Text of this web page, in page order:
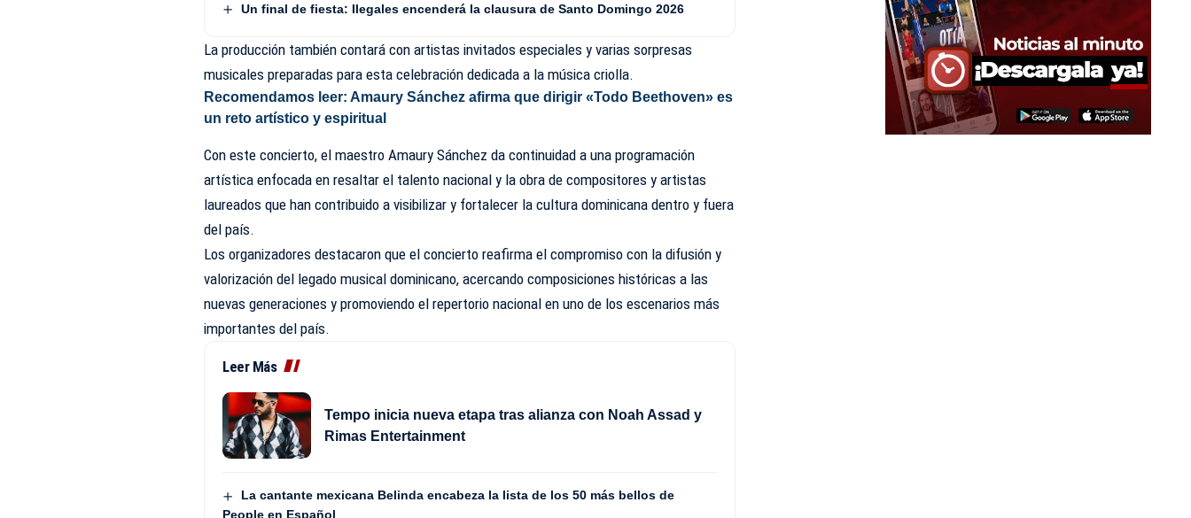
Un final de fiesta: Ilegales encenderá la clausura de Santo Domingo 2026
La producción también contará con artistas invitados especiales y varias sorpresas
musicales preparadas para esta celebración dedicada a la música criolla.
Recomendamos leer:Amaury Sánchez afirma que dirigir «Todo Beethoven» es
un reto artístico y espiritual
Con este concierto, el maestro Amaury Sánchez da continuidad a una programación
artística enfocada en resaltar el talento nacional y la obra de compositores y artistas
laureados que han contribuido a visibilizar y fortalecer la cultura dominicana dentro y fuera
del país.
Los organizadores destacaron que el concierto reafirma el compromiso con la difusión y
valorización del legado musical dominicano, acercando composiciones históricas a las
nuevas generaciones y promoviendo el repertorio nacional en uno de los escenarios más
importantes del país.
Leer Más
Tempo inicia nueva etapa tras alianza con Noah Assad y
Rimas Entertainment
La cantante mexicana Belinda encabeza la lista de los 50 más bellos de
People en Español